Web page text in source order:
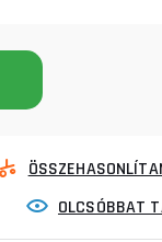
OLCSÓBBAT